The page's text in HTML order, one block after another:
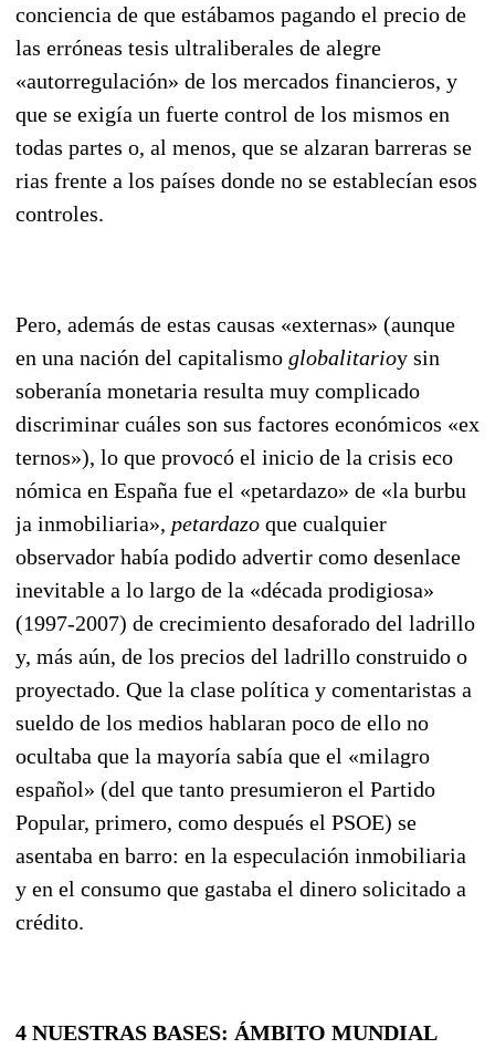
conciencia de que estábamos pagando el pre­cio de
las erróneas tesis ultraliberales de alegre
«autorregulación» de los mercados financieros, y
que se exigía un fuerte control de los mismos en
todas partes o, al menos, que se alzaran barreras se
rias frente a los países donde no se establecían esos
controles.
Pero, además de estas causas «externas» (aunque
en una nación del capitalismo globalitarioy sin
soberanía monetaria resulta muy complicado
discriminar cuáles son sus factores económicos «ex
ternos»), lo que provocó el inicio de la crisis eco
nómica en España fue el «petardazo» de «la burbu
ja inmobiliaria», petardazo que cualquier
observador había podido advertir como desenlace
inevitable a lo largo de la «década prodigiosa»
(1997-2007) de crecimiento desaforado del ladrillo
y, más aún, de los precios del ladrillo construido o
proyectado. Que la clase política y comentaristas a
sueldo de los medios hablaran poco de ello no
ocultaba que la mayoría sabía que el «milagro
espa­ñol» (del que tanto presumieron el Partido
Popular, primero, como después el PSOE) se
asentaba en barro: en la especulación inmobiliaria
y en el consumo que gastaba el dinero solicitado a
crédito.
4 NUESTRAS BASES: ÁMBITO MUNDIAL